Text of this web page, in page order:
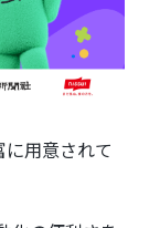
用意されて